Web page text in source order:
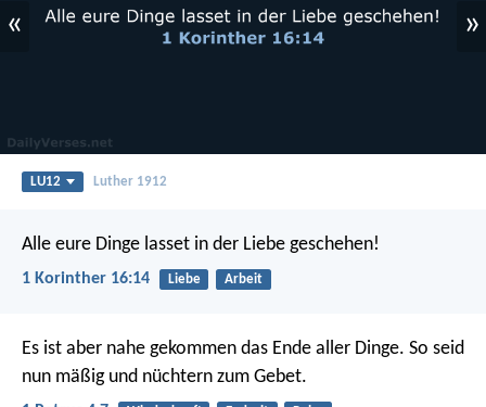
« »
LU12 Luther 1912
Alle eure Dinge lasset in der Liebe geschehen!
1 Korinther 16:14 Liebe Arbeit
Es ist aber nahe gekommen das Ende aller Dinge. So seid
nun mäßig und nüchtern zum Gebet.